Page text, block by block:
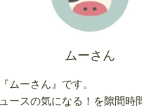
ムーさん
ムーさん』です。
ースの気になる！を隙間時